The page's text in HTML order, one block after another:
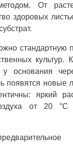
От
здоровых
стандартную
культур.
у основания
появятся новые
яркий
от 20 °C